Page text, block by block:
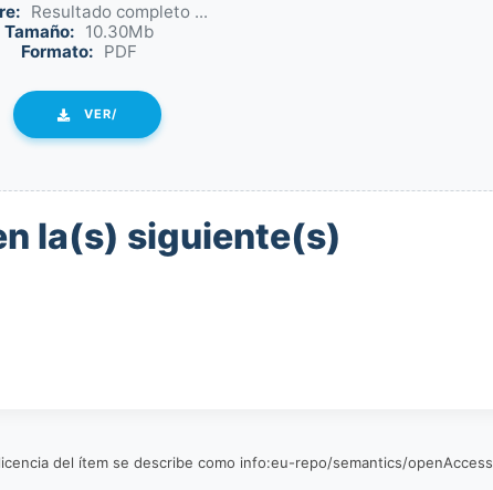
Resultado completo ...
Tamaño: 10.30Mb
Formato: PDF
VER/
la(s) siguiente(s)
del ítem se describe como info:eu-repo/semantics/openAccess